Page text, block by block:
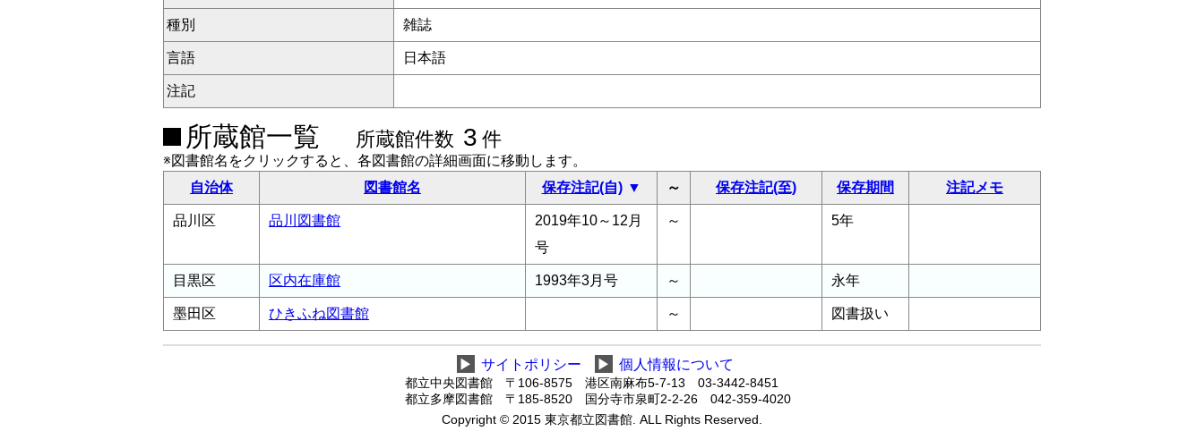
種別 雑誌
言語 日本語
注記
所蔵館一覧 所蔵館件数 3 件
※図書館名をクリックすると、各図書館の詳細画面に移動します。
自治体
図書館名 保存注記(自) ～ 保存注記(至) 保存期間 注記メモ
品川区 品川図書館
2019年10～12月
号
～ 5年
目黒区 区内在庫館 1993年3月号 ～ 永年
墨田区 ひきふね図書館 ～ 図書扱い
▶ サイトポリシー ▶ 個人情報について
都立中央図書館 〒106-8575 港区南麻布5-7-13 03-3442-8451
都立多摩図書館 〒185-8520 国分寺市泉町2-2-26 042-359-4020
Copyright © 2015 東京都立図書館. ALL Rights Reserved.